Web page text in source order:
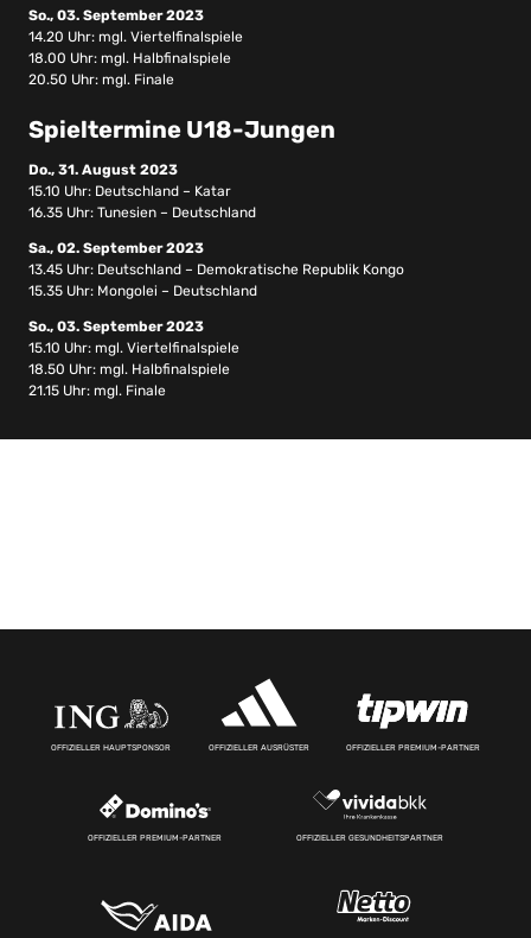
So., 03. September 2023
14.20 Uhr: mgl. Viertelfinalspiele
18.00 Uhr: mgl. Halbfinalspiele
20.50 Uhr: mgl. Finale
Spieltermine U18-Jungen
Do., 31. August 2023
15.10 Uhr: Deutschland – Katar
16.35 Uhr: Tunesien – Deutschland
Sa., 02. September 2023
13.45 Uhr: Deutschland – Demokratische Republik Kongo
15.35 Uhr: Mongolei – Deutschland
So., 03. September 2023
15.10 Uhr: mgl. Viertelfinalspiele
18.50 Uhr: mgl. Halbfinalspiele
21.15 Uhr: mgl. Finale
OFFIZIELLER HAUPTSPONSOR OFFIZIELLER AUSRÜSTER OFFIZIELLER PREMIUM-PARTNER
OFFIZIELLER PREMIUM-PARTNER OFFIZIELLER GESUNDHEITSPARTNER